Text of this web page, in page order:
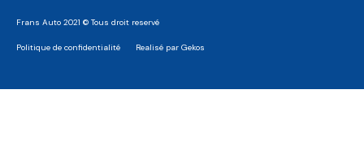
Frans Auto 2021 © Tous droit reservé
Politique de confidentialité Realisé par Gekos